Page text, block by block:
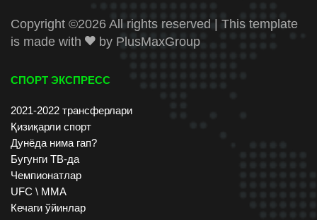
Copyright ©2026 All rights reserved | This template
is made with
by PlusMaxGroup
СПОРТ ЭКСПРЕСС
2021-2022 трансферлари
Қизиқарли спорт
Дунёда нима гап?
Бугунги ТВ-да
Чемпионатлар
UFC \ ММА
Кечаги ўйинлар